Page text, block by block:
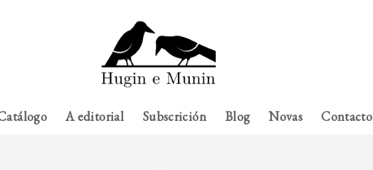
A editorial Subscrición Blog Novas Contacto